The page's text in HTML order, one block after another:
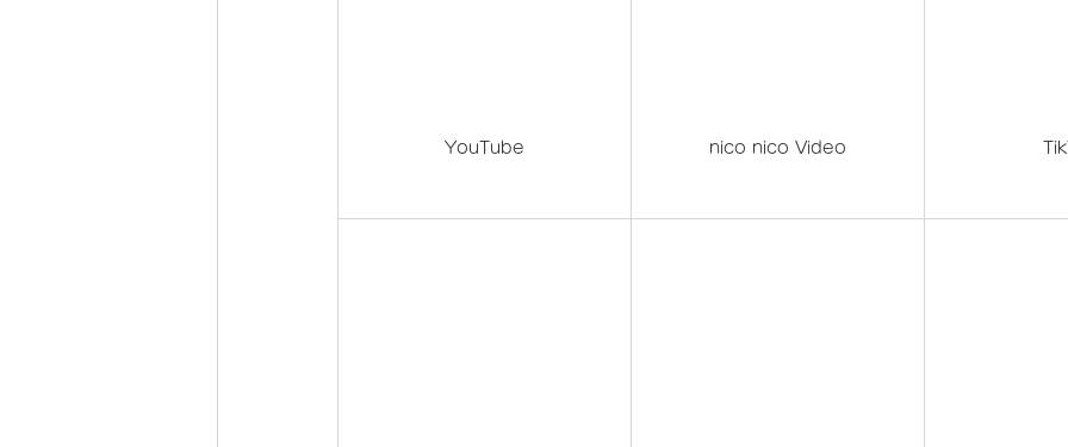
YouTube nico nico Video